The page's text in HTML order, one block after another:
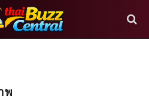
พ